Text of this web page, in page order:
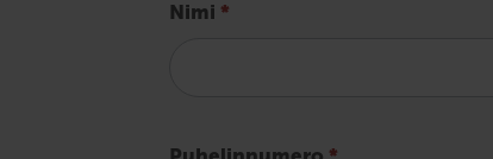
Nimi *